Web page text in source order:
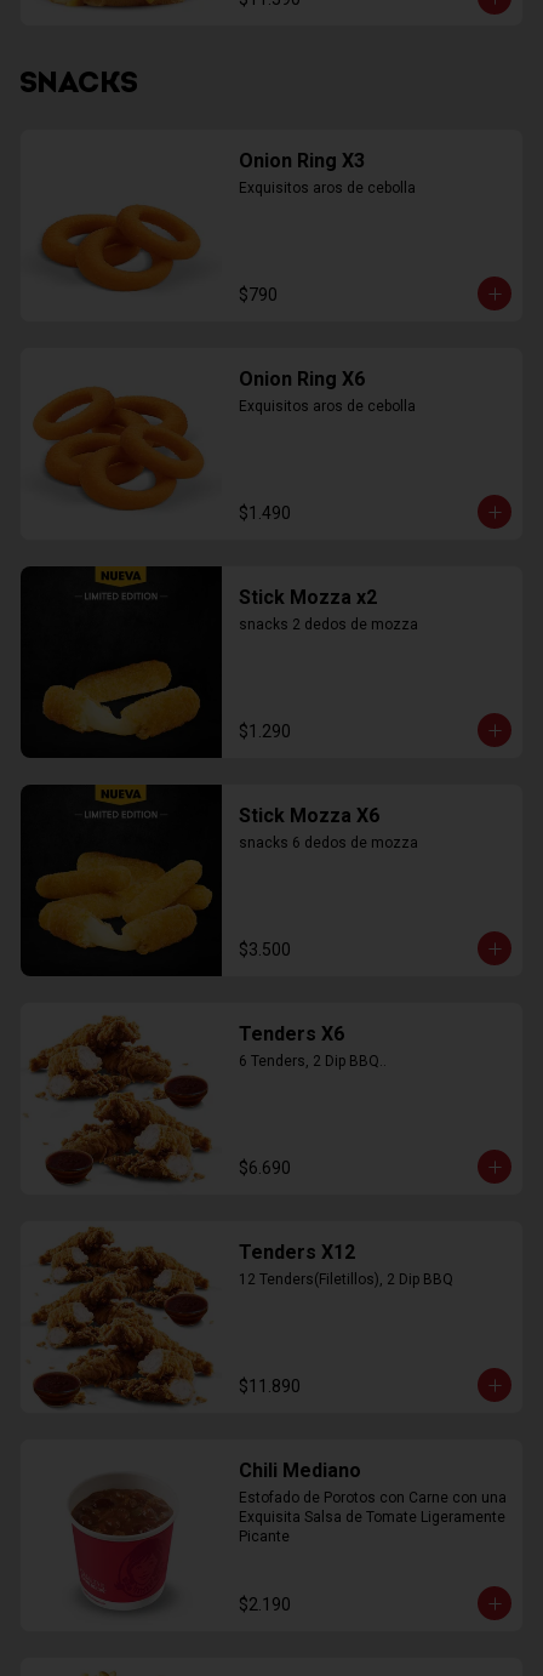
SNACKS
Onion Ring X3
Exquisitos aros de cebolla
$790
Onion Ring X6
Exquisitos aros de cebolla
$1.490
Stick Mozza x2
snacks 2 dedos de mozza
$1.290
Stick Mozza X6
snacks 6 dedos de mozza
$3.500
Tenders X6
6 Tenders, 2 Dip BBQ..
$6.690
Tenders X12
12 Tenders(Filetillos), 2 Dip BBQ
$11.890
Chili Mediano
Estofado de Porotos con Carne con una
Exquisita Salsa de Tomate Ligeramente
Picante
$2.190